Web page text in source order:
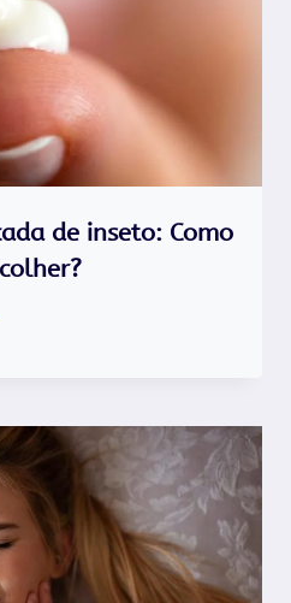
de inseto​: Como